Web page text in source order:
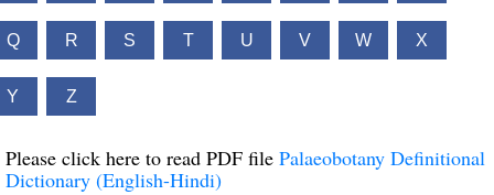
Q R S T U V W X
Y Z
Please click here to read PDF file Palaeobotany Definitional
Dictionary (English-Hindi)